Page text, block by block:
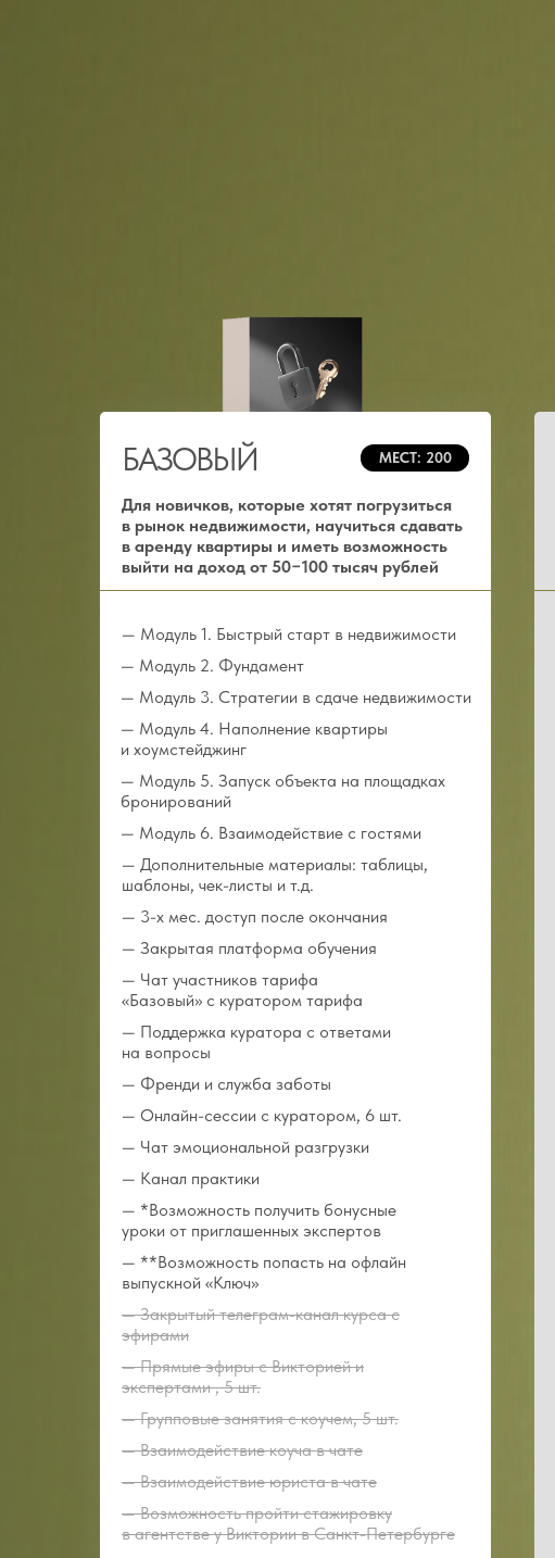
БАЗОВЫЙ
Для новичков, которые хотят погрузиться
в рынок недвижимости, научиться сдавать
в аренду квартиры и иметь возможность
выйти на доход от 50−100 тысяч рублей
— Модуль 1. Быстрый старт в недвижимости
— Модуль 2. Фундамент
— Модуль 3. Стратегии в сдаче недвижимости
— Модуль 4. Наполнение квартиры
и хоумстейджинг
— Модуль 5. Запуск объекта на площадках
бронирований
— Модуль 6. Взаимодействие с гостями
— Дополнительные материалы: таблицы,
шаблоны, чек-листы и т.д.
— 3-х мес. доступ после окончания
— Закрытая платформа обучения
— Чат участников тарифа
«Базовый» с куратором тарифа
— Поддержка куратора с ответами
на вопросы
— Френди и служба заботы
— Онлайн-сессии с куратором, 6 шт.
— Чат эмоциональной разгрузки
— Канал практики
— *Возможность получить бонусные
уроки от приглашенных экспертов
— **Возможность попасть на офлайн
выпускной «Ключ»
— Закрытый телеграм-канал курса с
эфирами
— Прямые эфиры с Викторией и
экспертами , 5 шт.
— Групповые занятия с коучем, 5 шт.
— Взаимодействие коуча в чате
— Взаимодействие юриста в чате
— Возможность пройти стажировку
в агентстве у Виктории в Санкт-Петербурге
МЕСТ: 200